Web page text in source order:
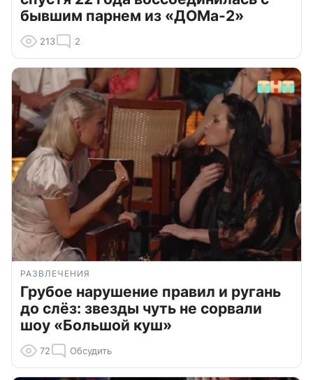
бывшим парнем из «ДОМа-2»
213 2
РАЗВЛЕЧЕНИЯ
Грубое нарушение правил и ругань
до слёз: звезды чуть не сорвали
шоу «Большой куш»
72 Обсудить